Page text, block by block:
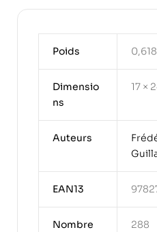
Poids
Dimensio
ns
17 ×
Auteurs
EAN13
Nombre
288